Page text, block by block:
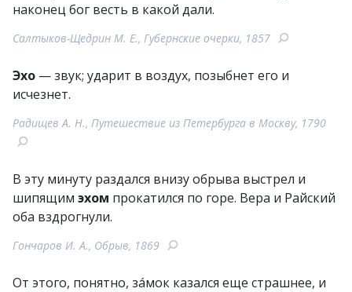
наконец бог весть в какой дали.
Салтыков-Щедрин М. Е., Губернские очерки, 1857
Эхо — звук; ударит в воздух, позыбнет его и
исчезнет.
Радищев А. Н., Путешествие из Петербурга в Москву, 1790
В эту минуту раздался внизу обрыва выстрел и
шипящим эхом прокатился по горе. Вера и Райский
оба вздрогнули.
Гончаров И. А., Обрыв, 1869
От этого, понятно, зáмок казался еще страшнее, и